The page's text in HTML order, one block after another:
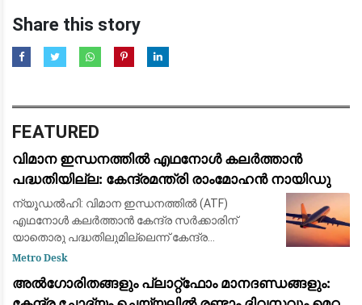
Share this story
FEATURED
വിമാന ഇന്ധനത്തിൽ എഥനോൾ കലർത്താൻ
പദ്ധതിയില്ല: കേന്ദ്രമന്ത്രി രാംമോഹൻ നായിഡു
ന്യൂഡൽഹി: വിമാന ഇന്ധനത്തിൽ (ATF)
എഥനോൾ കലർത്താൻ കേന്ദ്ര സർക്കാരിന്
യാതൊരു പദ്ധതിലുമില്ലെന്ന് കേന്ദ്ര
വ്യോമയാന മന്ത്രി കെ. രാംമോഹൻ നായിഡു
തെറ്റായ വിവരങ്ങൾ
Metro Desk
അൽഗോരിതങ്ങളും പ്ലാറ്റ്‌ഫോം മാനദണ്ഡങ്ങളും: